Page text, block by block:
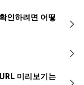
인하려면 어떻
미리보기는